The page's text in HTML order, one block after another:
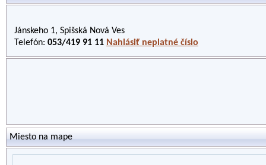
Jánskeho 1, Spišská Nová Ves
Telefón: 053/419 91 11 Nahlásiť neplatné číslo
Miesto na mape